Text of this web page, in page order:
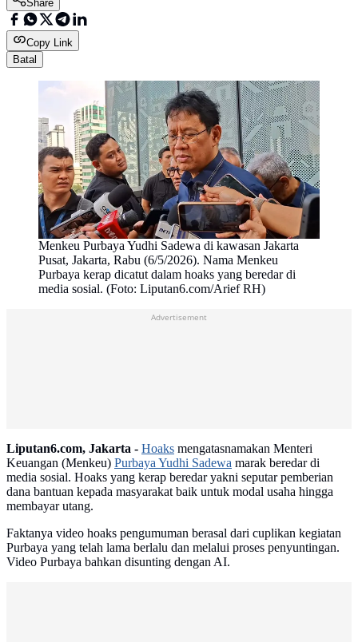
Share
Copy Link
Batal
Menkeu Purbaya Yudhi Sadewa di kawasan Jakarta
Pusat, Jakarta, Rabu (6/5/2026). Nama Menkeu
Purbaya kerap dicatut dalam hoaks yang beredar di
media sosial. (Foto: Liputan6.com/Arief RH)
Liputan6.com, Jakarta - Hoaks mengatasnamakan Menteri
Keuangan (Menkeu) Purbaya Yudhi Sadewa marak beredar di
media sosial. Hoaks yang kerap beredar yakni seputar pemberian
dana bantuan kepada masyarakat baik untuk modal usaha hingga
membayar utang.
Faktanya video hoaks pengumuman berasal dari cuplikan kegiatan
Purbaya yang telah lama berlalu dan melalui proses penyuntingan.
Video Purbaya bahkan disunting dengan AI.